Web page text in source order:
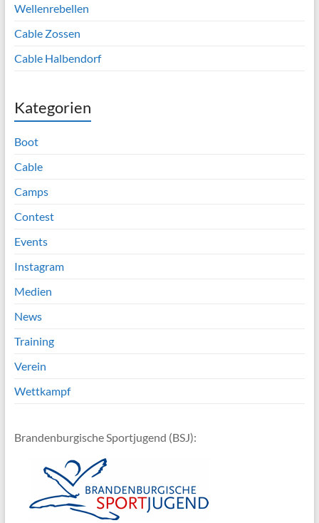
Wellenrebellen
Cable Zossen
Cable Halbendorf
Kategorien
Boot
Cable
Camps
Contest
Events
Instagram
Medien
News
Training
Verein
Wettkampf
Brandenburgische Sportjugend (BSJ):